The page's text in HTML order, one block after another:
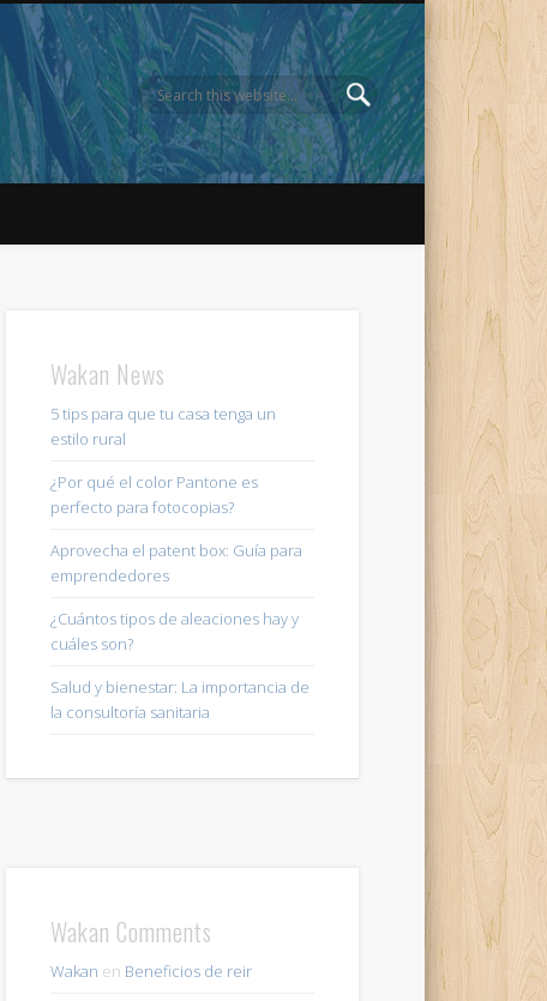
Wakan News
5 tips para que tu casa tenga un
estilo rural
¿Por qué el color Pantone es
perfecto para fotocopias?
Aprovecha el patent box: Guía para
emprendedores
¿Cuántos tipos de aleaciones hay y
cuáles son?
Salud y bienestar: La importancia de
la consultoría sanitaria
Wakan Comments
Wakan en Beneficios de reir